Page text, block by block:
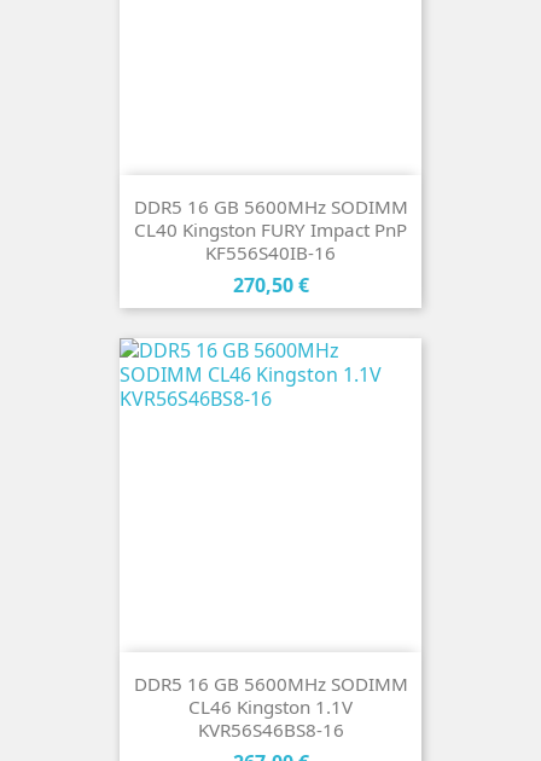
DDR5 16 GB 5600MHz SODIMM
CL40 Kingston FURY Impact PnP
KF556S40IB-16
Cena
270,50 €
DDR5 16 GB 5600MHz SODIMM
CL46 Kingston 1.1V
KVR56S46BS8-16